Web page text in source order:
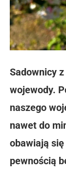
Sadownicy
wojewody.
naszego
nawet do
obawiają się
pewnością